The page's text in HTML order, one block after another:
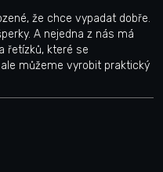
že chce vypadat dobře.
A nejedna z nás má
řetízků, které se
můžeme vyrobit praktický